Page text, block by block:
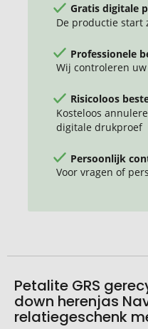
Gratis digitale
De productie start
Professionele
Wij controleren
Risicoloos
Kosteloos
digitale drukproef
Persoonlijk
Voor vragen of
Petalite GRS
down herenjas
relatiegeschenk